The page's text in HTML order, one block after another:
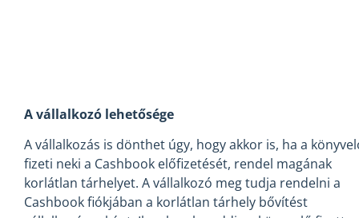
A vállalkozó lehetősége
A vállalkozás is dönthet úgy, hogy akkor is, ha a
fizeti neki a Cashbook előfizetését, rendel magának
korlátlan tárhelyet. A vállalkozó meg tudja rendelni a
Cashbook fiókjában a korlátlan tárhely bővítést